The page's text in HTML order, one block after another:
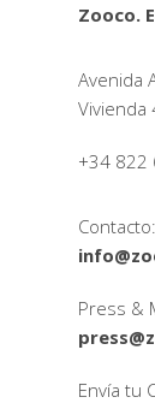
Zooco.
Avenida
Vivienda
+34 822
Contacto:
Press &
Envía tu